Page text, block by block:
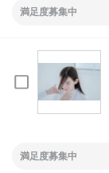
満足度募集中
満足度募集中